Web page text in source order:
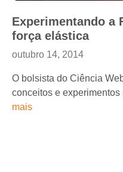
Experimentando a
força elástica
outubro 14, 2014
O bolsista do Ciência
conceitos e
mais